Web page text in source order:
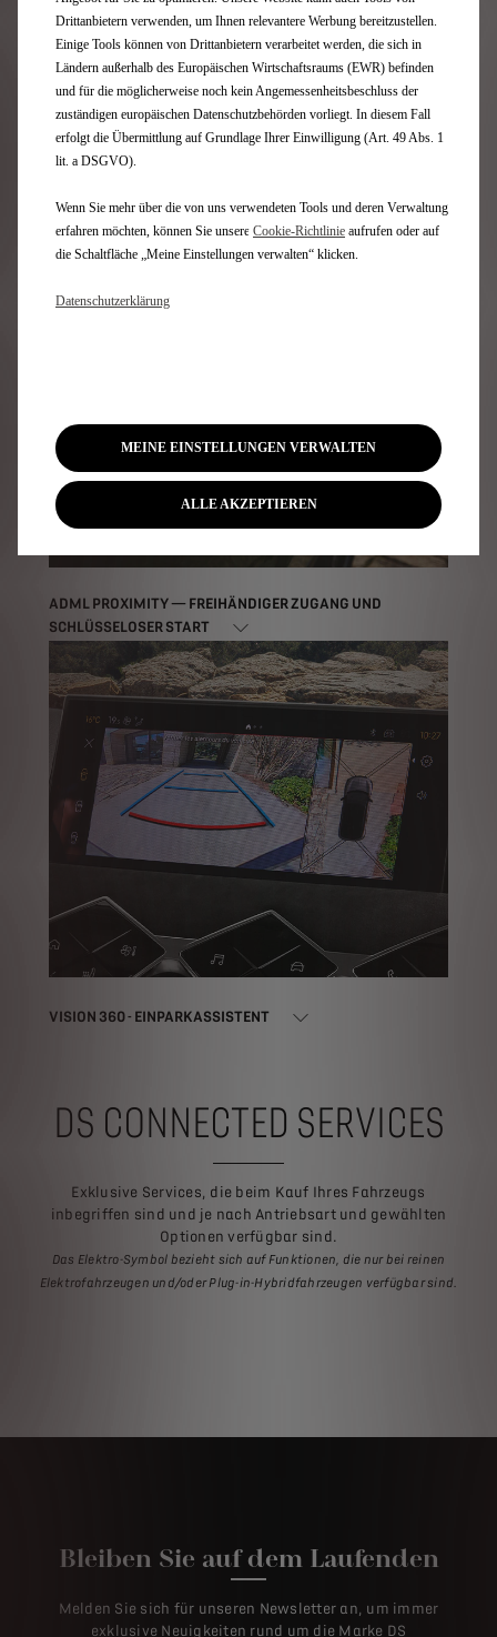
DS IRIS SYSTEM – IHR INTUITIVER UND INTELLIGENTER
ADML PROXIMITY — FREIHÄNDIGER ZUGANG UND
SCHLÜSSELOSER START
VISION 360 - EINPARKASSISTENT
DS CONNECTED SERVICES
Exklusive Services, die beim Kauf Ihres Fahrzeugs
inbegriffen sind und je nach Antriebsart und gewählten
Optionen verfügbar sind.
Das Elektro-Symbol bezieht sich auf Funktionen, die nur bei reinen
Elektrofahrzeugen und/oder Plug-in-Hybridfahrzeugen verfügbar sind.
Bleiben Sie auf dem Laufenden
Melden Sie sich für unseren Newsletter an, um immer
exklusive Neuigkeiten rund um die Marke DS
Drittanbietern verwenden, um Ihnen relevantere Werbung bereitzustellen.
Einige Tools können von Drittanbietern verarbeitet werden, die sich in
Ländern außerhalb des Europäischen Wirtschaftsraums (EWR) befinden
und für die möglicherweise noch kein Angemessenheitsbeschluss der
zuständigen europäischen Datenschutzbehörden vorliegt. In diesem Fall
erfolgt die Übermittlung auf Grundlage Ihrer Einwilligung (Art. 49 Abs. 1
lit. a DSGVO).
Wenn Sie mehr über die von uns verwendeten Tools und deren Verwaltung
erfahren möchten, können Sie unsere Cookie‑Richtlinie aufrufen oder auf
die Schaltfläche „Meine Einstellungen verwalten“ klicken.
Datenschutzerklärung
MEINE EINSTELLUNGEN VERWALTEN
ALLE AKZEPTIEREN